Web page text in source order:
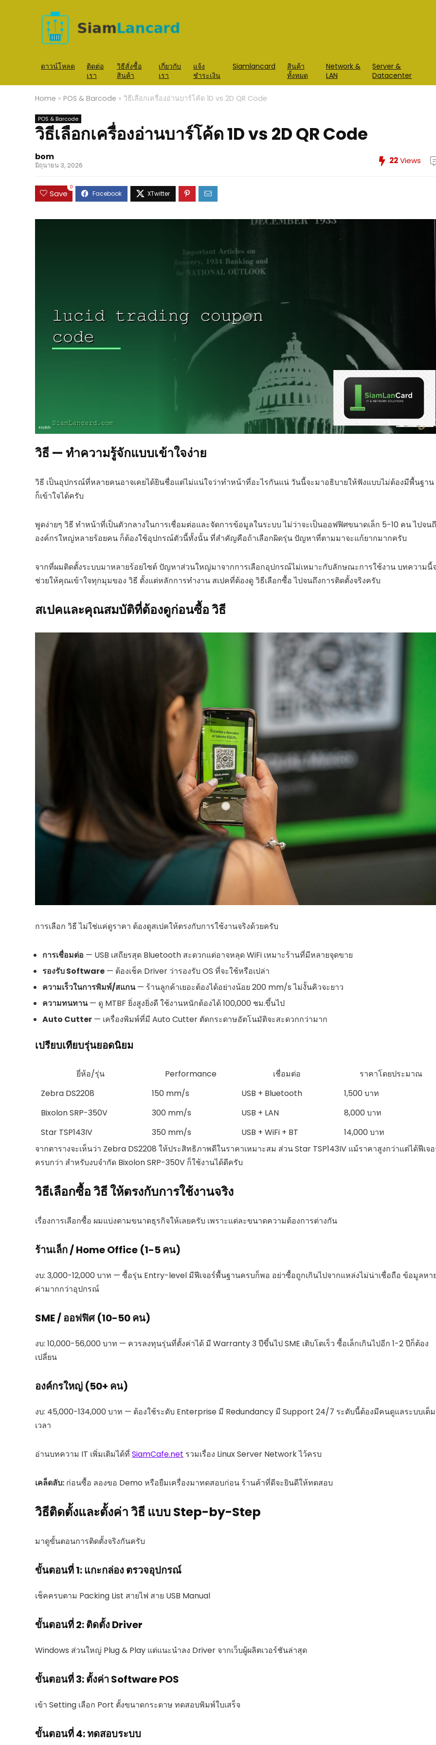
ดาวน์โหลด
ติดต่อ
เรา
วิธีสั่งซื้อ
สินค้า
เกี่ยวกับ
เรา
แจ้ง
ชำระเงิน
Siamlancard
สินค้า
ทั้งหมด
Network &
LAN
Server &
Datacenter
Home » POS & Barcode » วิธีเลือกเครื่องอ่านบาร์โค้ด 1D vs 2D QR Code
POS & Barcode
วิธีเลือกเครื่องอ่านบาร์โค้ด 1D vs 2D QR Code
bom
มิถุนายน 3, 2026 22Views
Save
0
วิธี — ทำความรู้จักแบบเข้าใจง่าย
วิธี เป็นอุปกรณ์ที่หลายคนอาจเคยได้ยินชื่อแต่ไม่แน่ใจว่าทำหน้าที่อะไรกันแน่ วันนี้จะมาอธิบายให้ฟังแบบไม่ต้องมีพื้นฐาน
ก็เข้าใจได้ครับ
พูดง่ายๆ วิธี ทำหน้าที่เป็นตัวกลางในการเชื่อมต่อและจัดการข้อมูลในระบบ ไม่ว่าจะเป็นออฟฟิศขนาดเล็ก 5-10 คน ไปจน
องค์กรใหญ่หลายร้อยคน ก็ต้องใช้อุปกรณ์ตัวนี้ทั้งนั้น ที่สำคัญคือถ้าเลือกผิดรุ่น ปัญหาที่ตามมาจะแก้ยากมากครับ
จากที่ผมติดตั้งระบบมาหลายร้อยไซต์ ปัญหาส่วนใหญ่มาจากการเลือกอุปกรณ์ไม่เหมาะกับลักษณะการใช้งาน บทความนี้
ช่วยให้คุณเข้าใจทุกมุมของ วิธี ตั้งแต่หลักการทำงาน สเปคที่ต้องดู วิธีเลือกซื้อ ไปจนถึงการติดตั้งจริงครับ
สเปคและคุณสมบัติที่ต้องดูก่อนซื้อ วิธี
การเลือก วิธี ไม่ใช่แค่ดูราคา ต้องดูสเปคให้ตรงกับการใช้งานจริงด้วยครับ
การเชื่อมต่อ — USB เสถียรสุด Bluetooth สะดวกแต่อาจหลุด WiFi เหมาะร้านที่มีหลายจุดขาย
รองรับ Software — ต้องเช็ค Driver ว่ารองรับ OS ที่จะใช้หรือเปล่า
ความเร็วในการพิมพ์/สแกน— ร้านลูกค้าเยอะต้องได้อย่างน้อย 200 mm/s ไม่งั้นคิวจะยาว
ความทนทาน— ดู MTBF ยิ่งสูงยิ่งดี ใช้งานหนักต้องได้ 100,000 ชม.ขึ้นไป
Auto Cutter — เครื่องพิมพ์ที่มี Auto Cutter ตัดกระดาษอัตโนมัติจะสะดวกกว่ามาก
เปรียบเทียบรุ่นยอดนิยม
ยี่ห้อ/รุ่น Performance เชื่อมต่อ
ราคาโดยประมาณ
Zebra DS2208
150 mm/s USB + Bluetooth
1,500 บาท
Bixolon SRP-350V
300 mm/s USB + LAN
8,000 บาท
Star TSP143IV
350 mm/s USB + WiFi + BT
14,000 บาท
จากตารางจะเห็นว่า Zebra DS2208 ให้ประสิทธิภาพดีในราคาเหมาะสม ส่วน Star TSP143IV แม้ราคาสูงกว่าแต่ได้ฟีเจ
ครบกว่า สำหรับงบจำกัด Bixolon SRP-350V ก็ใช้งานได้ดีครับ
วิธีเลือกซื้อ วิธี ให้ตรงกับการใช้งานจริง
เรื่องการเลือกซื้อ ผมแบ่งตามขนาดธุรกิจให้เลยครับ เพราะแต่ละขนาดความต้องการต่างกัน
ร้านเล็ก / Home Office (1-5 คน)
งบ: 3,000-12,000 บาท — ซื้อรุ่น Entry-level มีฟีเจอร์พื้นฐานครบก็พอ อย่าซื้อถูกเกินไปจากแหล่งไม่น่าเชื่อถือ ข้อมูลหา
ค่ามากกว่าอุปกรณ์
SME / ออฟฟิศ (10-50 คน)
งบ: 10,000-56,000 บาท — ควรลงทุนรุ่นที่ตั้งค่าได้ มี Warranty 3 ปีขึ้นไป SME เติบโตเร็ว ซื้อเล็กเกินไปอีก 1-2 ปีก็ต้อง
เปลี่ยน
องค์กรใหญ่ (50+ คน)
งบ: 45,000-134,000 บาท — ต้องใช้ระดับ Enterprise มี Redundancy มี Support 24/7 ระดับนี้ต้องมีคนดูแลระบบเต็ม
เวลา
อ่านบทความ IT เพิ่มเติมได้ที่ SiamCafe.net รวมเรื่อง Linux Server Network ไว้ครบ
เคล็ดลับ: ก่อนซื้อ ลองขอ Demo หรือยืมเครื่องมาทดสอบก่อน ร้านค้าที่ดีจะยินดีให้ทดสอบ
วิธีติดตั้งและตั้งค่า วิธี แบบ Step-by-Step
มาดูขั้นตอนการติดตั้งจริงกันครับ
ขั้นตอนที่ 1: แกะกล่อง ตรวจอุปกรณ์
เช็คครบตาม Packing List สายไฟ สาย USB Manual
ขั้นตอนที่ 2: ติดตั้ง Driver
Windows ส่วนใหญ่ Plug & Play แต่แนะนำลง Driver จากเว็บผู้ผลิตเวอร์ชันล่าสุด
ขั้นตอนที่ 3: ตั้งค่า Software POS
เข้า Setting เลือก Port ตั้งขนาดกระดาษ ทดสอบพิมพ์ใบเสร็จ
ขั้นตอนที่ 4: ทดสอบระบบ